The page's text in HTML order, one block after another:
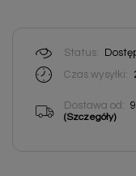
Status:
Czas wysyłki:
Dostawa od:
(Szczegóły)